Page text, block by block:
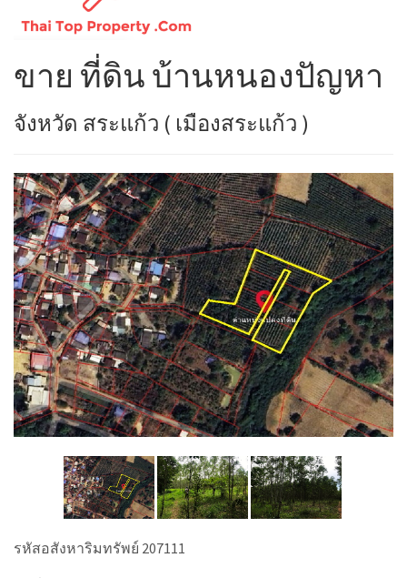
ขาย ที่ดิน บ้านหนองปัญหา
จังหวัด สระแก้ว ( เมืองสระแก้ว )
รหัสอสังหาริมทรัพย์ 207111